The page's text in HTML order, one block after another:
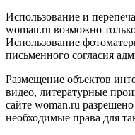
Использование и
woman.ru возможно
Использование
письменного согласия
Размещение объектов
видео, литературные
сайте woman.ru
необходимые права для